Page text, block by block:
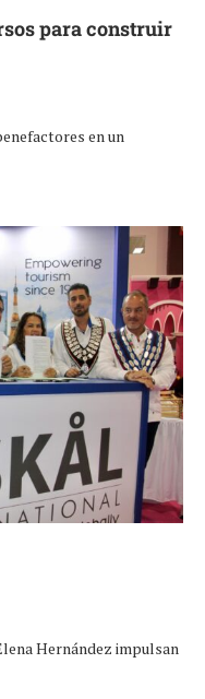
para construir
en un
Hernández impulsan